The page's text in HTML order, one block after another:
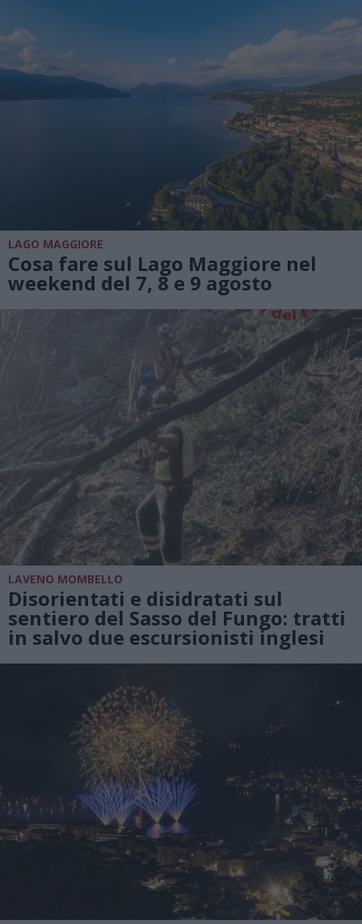
LAGO MAGGIORE
Cosa fare sul Lago Maggiore nel
weekend del 7, 8 e 9 agosto
LAVENO MOMBELLO
Disorientati e disidratati sul
sentiero del Sasso del Fungo: tratti
in salvo due escursionisti inglesi